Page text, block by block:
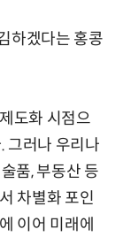
하겠다는 홍콩
도화 시점으
그러나 우리나
품, 부동산 등
차별화 포인
이어 미래에